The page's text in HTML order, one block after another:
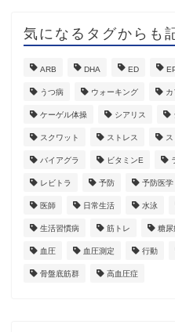
気になるタグからも
ARB DHA ED
うつ病 ウォーキング
ケーゲル体操 シアリス
スクワット ストレス
バイアグラ ビタミンE
レビトラ 予防 予防医学
医師 日常生活 水泳
生活習慣病 筋トレ 糖尿
血圧 血圧測定 行動
骨盤底筋群 高血圧症